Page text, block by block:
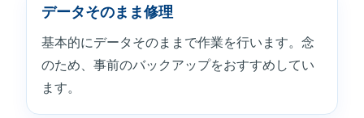
データそのまま修理
基本的にデータそのままで作業を行います。念
のため、事前のバックアップをおすすめしてい
ます。